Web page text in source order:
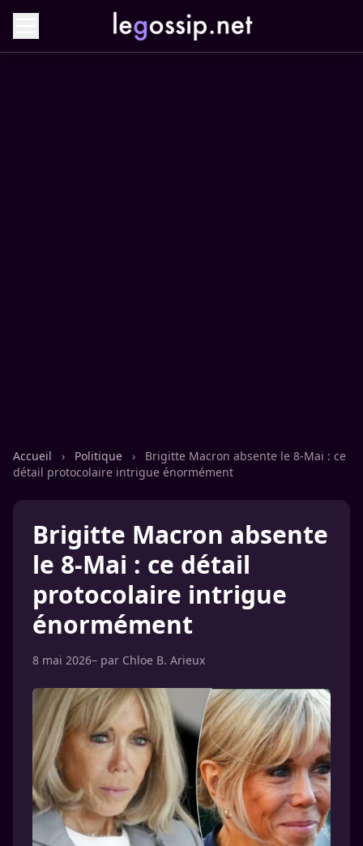
Accueil › Politique ›
Brigitte Macron absente le 8-Mai : ce
détail protocolaire intrigue énormément
Brigitte Macron absente
le 8-Mai : ce détail
protocolaire intrigue
énormément
8 mai 2026– par Chloe B. Arieux